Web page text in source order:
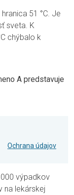
51 °C. Je
sveta. K
chýbalo k
A predstavuje
Ochrana údajov
výpadkov
na lekárskej